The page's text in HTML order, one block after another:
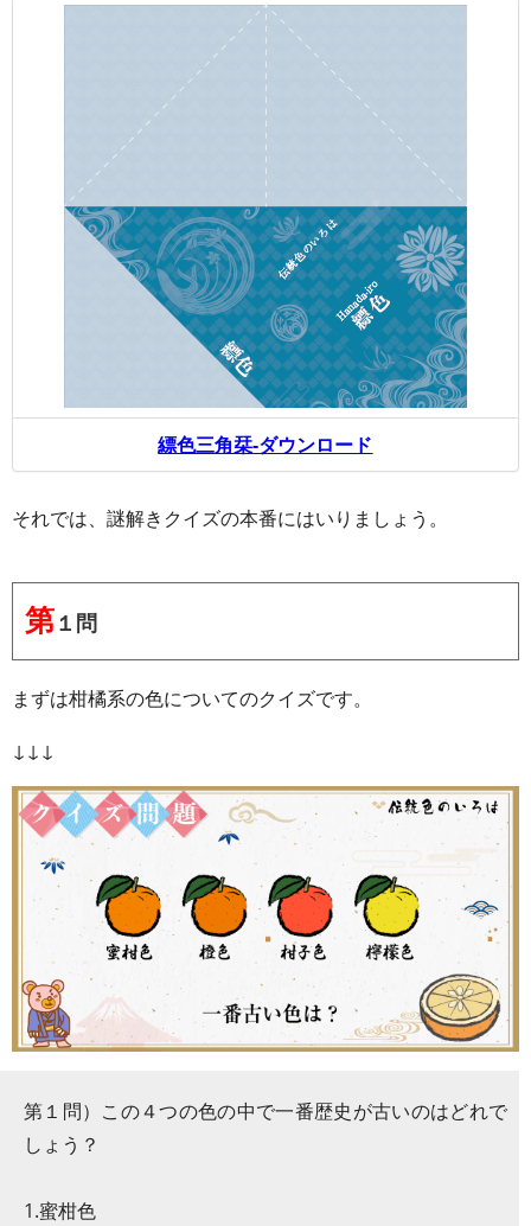
縹色三角栞-ダウンロード
それでは、謎解きクイズの本番にはいりましょう。
第 １問
まずは柑橘系の色についてのクイズです。
↓↓↓
第１問）この４つの色の中で一番歴史が古いのはどれで
しょう？
1.蜜柑色